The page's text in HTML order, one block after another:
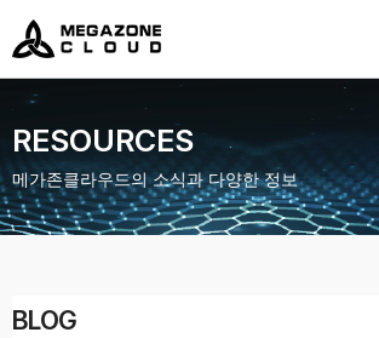
MegazoneCloud
디지털 전문 기업, 메가존클라우드
RESOURCES
메가존클라우드의 소식과 다양한 정보
BLOG